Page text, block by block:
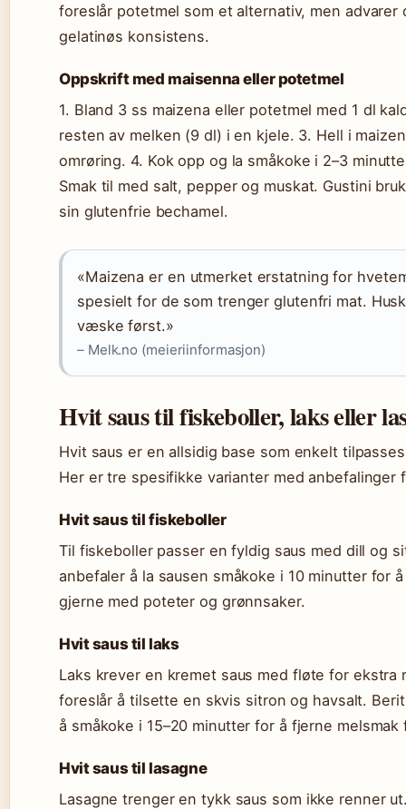
foreslår potetmel som et alternativ, men
gelatinøs konsistens.
Oppskrift med maisenna eller potetmel
1. Bland 3 ss maizena eller potetmel med 1 dl
resten av melken (9 dl) i en kjele. 3. Hell i
omrøring. 4. Kok opp og la småkoke i 2–3
Smak til med salt, pepper og muskat. Gustini
sin glutenfrie bechamel.
«Maizena er en utmerket erstatning for
spesielt for de som trenger glutenfri mat.
væske først.»
– Melk.no (meieriinformasjon)
Hvit saus til fiskeboller, laks eller
Hvit saus er en allsidig base som enkelt
Her er tre spesifikke varianter med anbefalinger
Hvit saus til fiskeboller
Til fiskeboller passer en fyldig saus med dill og
anbefaler å la sausen småkoke i 10 minutter for
gjerne med poteter og grønnsaker.
Hvit saus til laks
Laks krever en kremet saus med fløte for ekstra
foreslår å tilsette en skvis sitron og havsalt.
å småkoke i 15–20 minutter for å fjerne
Hvit saus til lasagne
Lasagne trenger en tykk saus som ikke renner